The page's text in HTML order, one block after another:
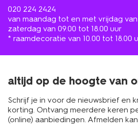
020 224 2424
van maandag tot en met vrijdag van
zaterdag van 09.00 tot 18.00 uur
* raamdecoratie van 10.00 tot 18.00
altijd op de hoogte van
Schrijf je in voor de nieuwsbrief en
korting. Ontvang meerdere keren
(online) aanbiedingen. Afmelden